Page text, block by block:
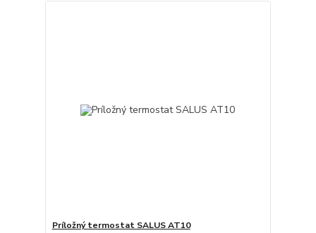
Príložný termostat SALUS AT10